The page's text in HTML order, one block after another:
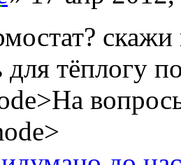
скажи
тёплогу